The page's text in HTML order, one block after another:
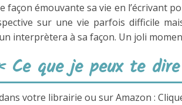
façon émouvante sa vie en l’écrivant
sur une vie parfois difficile
interprètera à sa façon. Un joli
Ce que je peux te
votre librairie ou sur Amazon :